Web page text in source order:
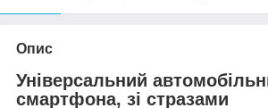
Опис
Універсальний
смартфона, зі стразами